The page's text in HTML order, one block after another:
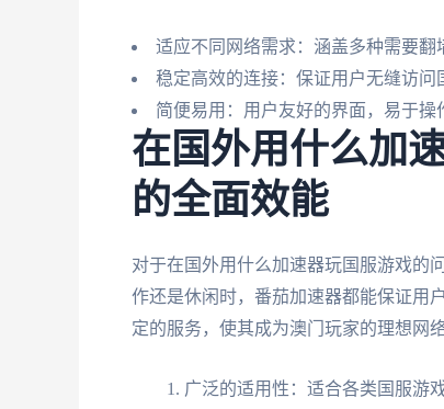
适应不同网络需求：涵盖多种需要翻
稳定高效的连接：保证用户无缝访问
简便易用：用户友好的界面，易于操
在国外用什么加
的全面效能
对于在国外用什么加速器玩国服游戏的
作还是休闲时，番茄加速器都能保证用
定的服务，使其成为澳门玩家的理想网络
广泛的适用性：适合各类国服游